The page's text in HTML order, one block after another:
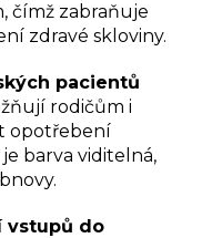
čímž zabraňuje
zdravé skloviny.
pacientů
rodičům i
opotřebení
barva viditelná,
vstupů do